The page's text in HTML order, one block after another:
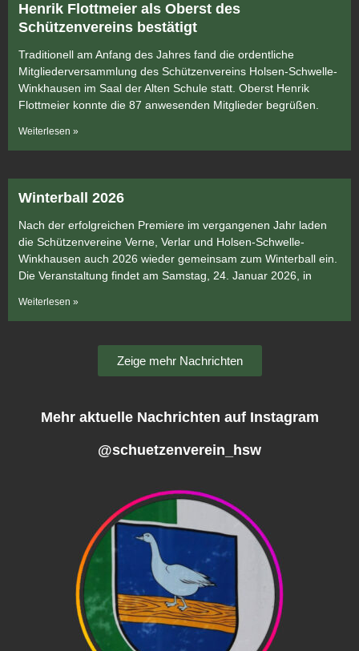
Henrik Flottmeier als Oberst des
Schützenvereins bestätigt
Traditionell am Anfang des Jahres fand die ordentliche
Mitgliederversammlung des Schützenvereins Holsen-Schwelle-
Winkhausen im Saal der Alten Schule statt. Oberst Henrik
Flottmeier konnte die 87 anwesenden Mitglieder begrüßen.
Weiterlesen »
Winterball 2026
Nach der erfolgreichen Premiere im vergangenen Jahr laden
die Schützenvereine Verne, Verlar und Holsen-Schwelle-
Winkhausen auch 2026 wieder gemeinsam zum Winterball ein.
Die Veranstaltung findet am Samstag, 24. Januar 2026, in
Weiterlesen »
Zeige mehr Nachrichten
Mehr aktuelle Nachrichten auf Instagram
@schuetzenverein_hsw